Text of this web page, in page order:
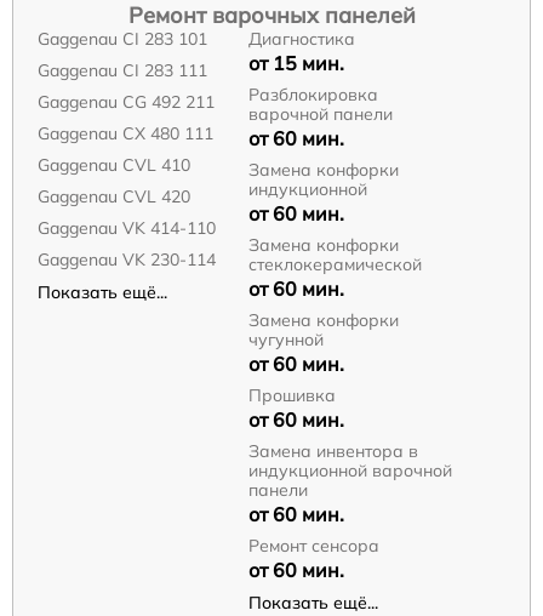
Ремонт варочных панелей
Gaggenau CI 283 101
Gaggenau CI 283 111
Gaggenau CG 492 211
Gaggenau CX 480 111
Gaggenau CVL 410
Gaggenau CVL 420
Gaggenau VK 414-110
Gaggenau VK 230-114
Показать ещё...
Диагностика
от 15 мин.
Разблокировка
варочной панели
от 60 мин.
Замена конфорки
индукционной
от 60 мин.
Замена конфорки
стеклокерамической
от 60 мин.
Замена конфорки
чугунной
от 60 мин.
Прошивка
от 60 мин.
Замена инвентора в
индукционной варочной
панели
от 60 мин.
Ремонт сенсора
от 60 мин.
Показать ещё...